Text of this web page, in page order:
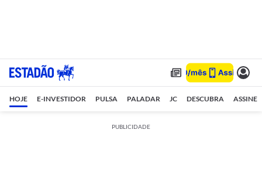
HOJE E-INVESTIDOR PULSA PALADAR JC DESCUBRA ASSINE
PUBLICIDADE